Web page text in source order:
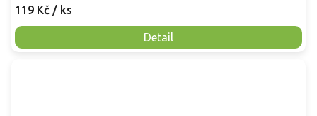
119 Kč / ks
Detail